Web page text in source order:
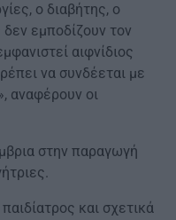
ο διαβήτης, ο
εμποδίζουν τον
αιφνίδιος
να συνδέεται με
αναφέρουν οι
στην παραγωγή
και σχετικά